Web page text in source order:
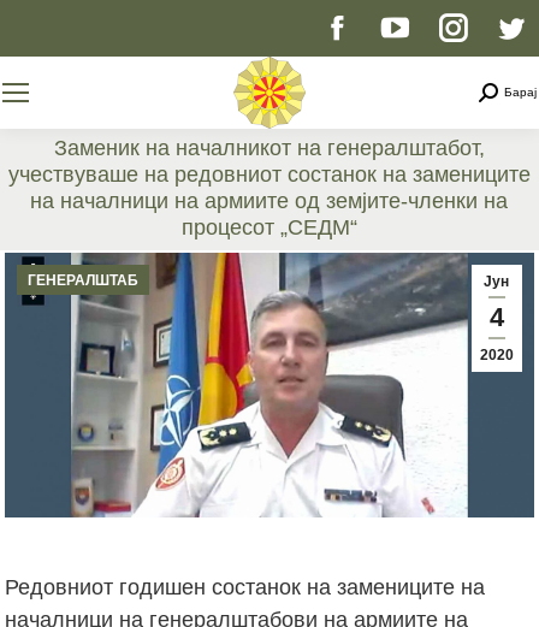
Facebook
opens
in
new
window
YouTube
opens
in
new
window
page
opens
in
new
window
Барај
Заменик на началникот на генералштабот,
учествуваше на редовниот состанок на замениците
на началници на армиите од земјите-членки на
процесот „СЕДМ“
You are here:
Јун
4
2020
ГЕНЕРАЛШТАБ
Редовниот годишен состанок на замениците на
началници на генералштабови на армиите на